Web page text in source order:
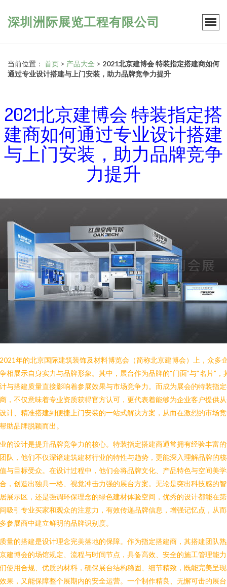
深圳洲际展览工程有限公司
当前位置： 首页 > 产品大全 > 2021北京建博会 特装指定搭建商如何
通过专业设计搭建与上门安装，助力品牌竞争力提升
2021北京建博会 特装指定搭
建商如何通过专业设计搭建
与上门安装，助力品牌竞争
力提升
年的北京国际建筑装饰及材料博览会（简称北京建博会）上，众多
相展示自身实力与品牌形象。其中，展台作为品牌的“门面”与“名片”，
与搭建质量直接影响着参展效果与市场竞争力。而成为展会的特装指
，不仅意味着专业资质获得官方认可，更代表着能够为企业客户提供
计、精准搭建到便捷上门安装的一站式解决方案，从而在激烈的市场
助品牌脱颖而出。
的设计是提升品牌竞争力的核心。特装指定搭建商通常拥有经验丰富
队，他们不仅深谙建筑建材行业的特性与趋势，更能深入理解品牌的
与目标受众。在设计过程中，他们会将品牌文化、产品特色与空间美
，创造出独具一格、视觉冲击力强的展台方案。无论是突出科技感的
展示区，还是强调环保理念的绿色建材体验空间，优秀的设计都能在
吸引专业买家和观众的注意力，有效传递品牌信息，增强记忆点，从
参展商中建立鲜明的品牌识别度。
量的搭建是设计理念完美落地的保障。作为指定搭建商，其搭建团队
建博会的场馆规定、流程与时间节点，具备高效、安全的施工管理能
使用合规、优质的材料，确保展台结构稳固、细节精致，既能完美呈
果，又能保障整个展期内的安全运营。一个制作精良、无懈可击的展